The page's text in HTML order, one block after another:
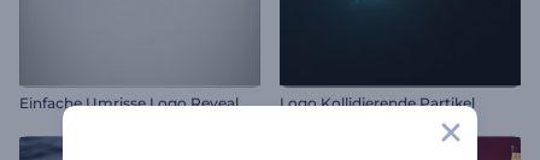
Einfache Umrisse Logo Reveal Logo Kollidierende Partikel